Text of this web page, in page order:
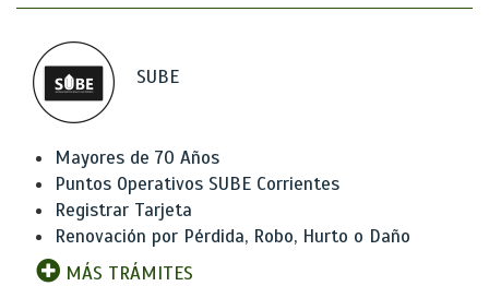
SUBE
Mayores de 70 Años
Puntos Operativos SUBE Corrientes
Registrar Tarjeta
Renovación por Pérdida, Robo, Hurto o Daño
MÁS TRÁMITES